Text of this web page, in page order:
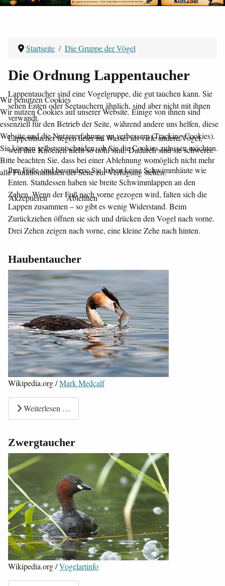
Startseite Die Gruppe der Vögel
Die Ordnung Lappentaucher
Lappentaucher sind eine Vogelgruppe, die gut tauchen kann. Sie
sehen Enten oder Seetauchern ähnlich, sind aber nicht mit ihnen
verwandt.
Lappentaucher liegen tiefer im Wasser als viele andere Vögel,
weil ihre Knochen nicht so hohl sind. Dadurch sind sie schwerer.
Ihre Füße sind besonders: Sie haben keine Schwimmhäute wie
Enten. Stattdessen haben sie breite Schwimmlappen an den
Zehen. Wenn der Fuß nach vorne gezogen wird, falten sich die
Lappen zusammen – so gibt es wenig Widerstand. Beim
Zurückziehen öffnen sie sich und drücken den Vogel nach vorne.
Drei Zehen zeigen nach vorne, eine kleine Zehe nach hinten.
Haubentaucher
Wikipedia.org /Mark Medcalf
Weiterlesen …
Zwergtaucher
Wikipedia.org /Vogelartinfo
Wir benutzen Cookies
Wir nutzen Cookies auf unserer Website. Einige von ihnen sind
essenziell für den Betrieb der Seite, während andere uns helfen, diese
Website und die Nutzererfahrung zu verbessern (Tracking Cookies).
Sie können selbst entscheiden, ob Sie die Cookies zulassen möchten.
Bitte beachten Sie, dass bei einer Ablehnung womöglich nicht mehr
alle Funktionalitäten der Seite zur Verfügung stehen.
Akzeptieren Ablehnen